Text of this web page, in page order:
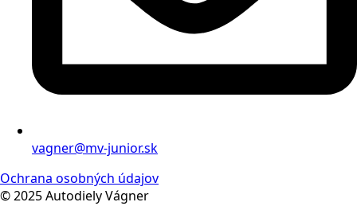
vagner@mv-junior.sk
Ochrana osobných údajov
© 2025 Autodiely Vágner